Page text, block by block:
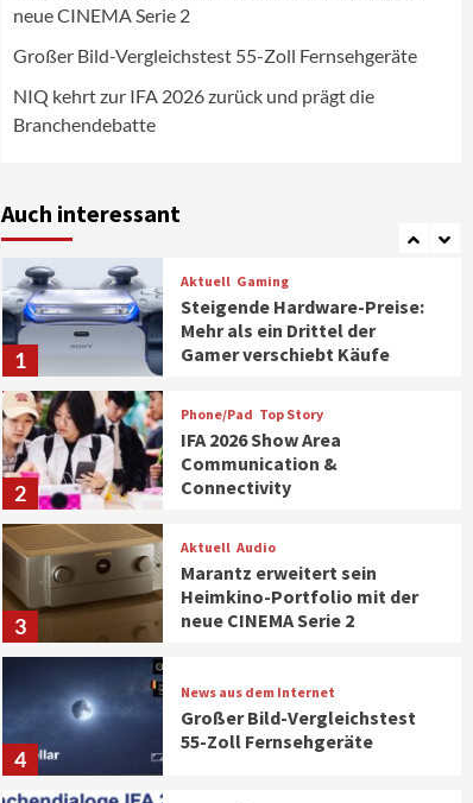
neue CINEMA Serie 2
Großer Bild-Vergleichstest 55-Zoll Fernsehgeräte
NIQ kehrt zur IFA 2026 zurück und prägt die
Branchendebatte
Auch interessant
6
Aktuell
in strategisch wichtigen
Märkten aus
7
Ventilatoren
1
Aktuell Gaming
Steigende Hardware-Preise:
Mehr als ein Drittel der
Gamer verschiebt Käufe
2
Phone/Pad Top Story
IFA 2026 Show Area
Communication &
Connectivity
3
Aktuell Audio
Marantz erweitert sein
Heimkino-Portfolio mit der
neue CINEMA Serie 2
4
News aus dem Internet
Großer Bild-Vergleichstest
55-Zoll Fernsehgeräte